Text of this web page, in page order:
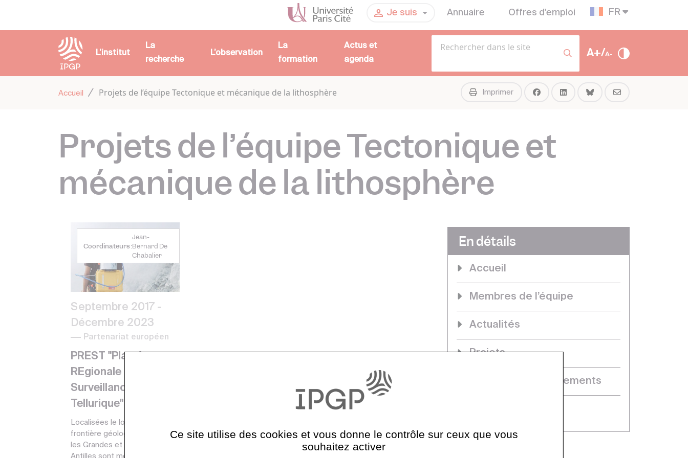
Je suis Annuaire Offres d'emploi FR
L’institut
La
recherche
L’observation
La
formation
Actus et
agenda
A+/A-
Accueil Projets de l’équipe Tectonique et mécanique de la lithosphère Imprimer
Projets de l’équipe Tectonique et
mécanique de la lithosphère
Coordinateurs :
Jean-
Bernard De
Chabalier
Septembre 2017 -
Décembre 2023
Partenariat européen
PREST "Plateforme
REgionale de
Surveillance
Tellurique"
Localisées le long d’une
frontière géologique majeure,
les Grandes et les Petites
Antilles sont menacées par
En détails
Accueil
Membres de l’équipe
Actualités
Projets
Séminaires & événements
Ce site utilise des cookies et vous donne le contrôle sur ceux que vous
souhaitez activer